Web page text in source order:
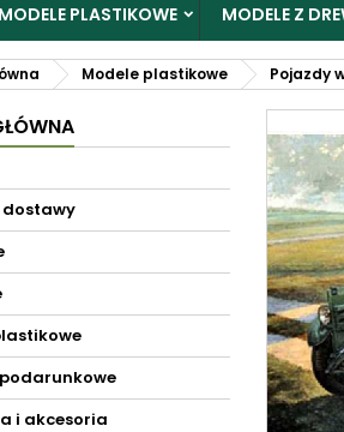
MODELE PLASTIKOWE MODELE Z
Modele plastikowe Pojazdy
i akcesoria